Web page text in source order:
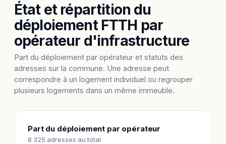
État et répartition du
déploiement FTTH par
opérateur d'infrastructure
Part du déploiement par opérateur et statuts des
adresses sur la commune. Une adresse peut
correspondre à un logement individuel ou regrouper
plusieurs logements dans un même immeuble.
Part du déploiement par opérateur
8 325 adresses au total